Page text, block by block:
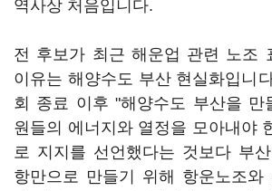
역사상 처음입니다.
전 후보가 최근 해운업 관련 노조
이유는 해양수도 부산 현실화입니
회 종료 이후 "해양수도 부산을 만
원들의 에너지와 열정을 모아내야
로 지지를 선언했다는 것보다 부산
항만으로 만들기 위해 항운노조와